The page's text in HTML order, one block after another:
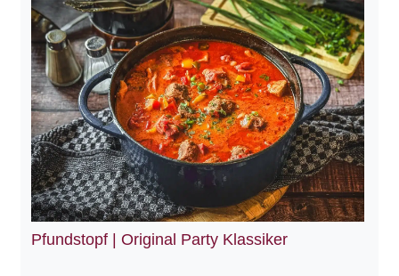
Pfundstopf | Original Party Klassiker